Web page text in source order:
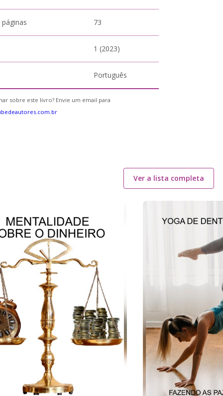
73
1 (2023)
Português
sobre este livro? Envie um email para
Ver a lista completa